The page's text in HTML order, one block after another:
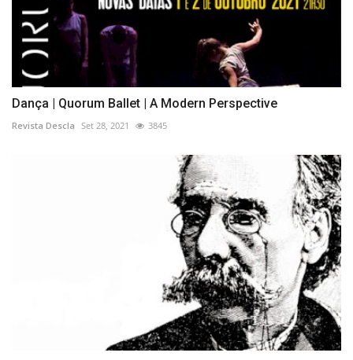
Dança | Quorum Ballet | A Modern Perspective
Revista Descla Set 28, 2021 3845